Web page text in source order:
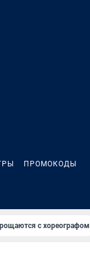
ПРОМОКОДЫ
с хореографом